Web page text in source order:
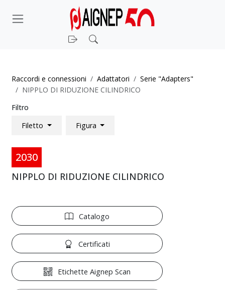
Login
Raccordi e connessioni Adattatori
Serie "Adapters"
NIPPLO DI RIDUZIONE CILINDRICO
Filtro
Filetto
Figura
2030
NIPPLO DI RIDUZIONE CILINDRICO
Catalogo
Certificati
Etichette Aignep Scan